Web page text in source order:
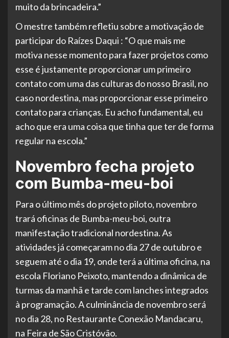
muito da brincadeira.”
O mestre também refletiu sobre a motivação de
participar do Raízes Daqui : “O que mais me
motiva nesse momento para fazer projetos como
esse é justamente proporcionar um primeiro
contato com uma das culturas do nosso Brasil, no
caso nordestina, mas proporcionar esse primeiro
contato para crianças. Eu acho fundamental, eu
acho que era uma coisa que tinha que ter de forma
regular na escola.”
Novembro fecha projeto
com Bumba-meu-boi
Para o último mês do projeto piloto, novembro
trará oficinas de Bumba-meu-boi, outra
manifestação tradicional nordestina. As
atividades já começaram no dia 27 de outubro e
seguem até o dia 19, onde terá a última oficina, na
escola Floriano Peixoto, mantendo a dinâmica de
turmas da manhã e tarde com lanches integrados
à programação. A culminância de novembro será
no dia 28, no Restaurante Conexão Mandacaru,
na Feira de São Cristóvão.